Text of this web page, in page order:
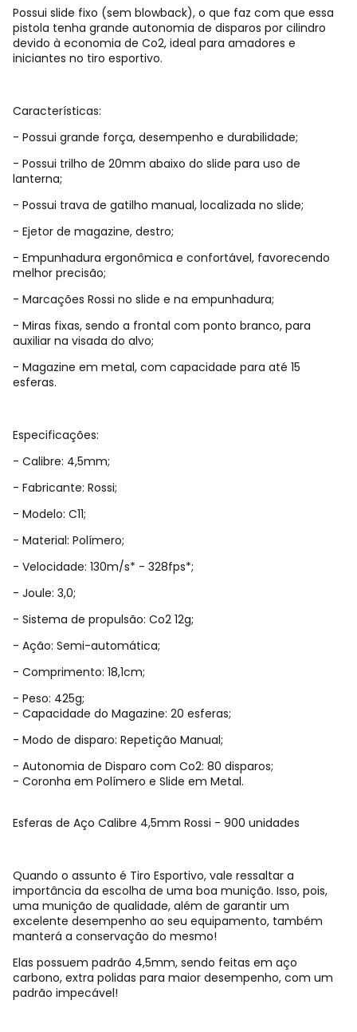
Possui slide fixo (sem blowback), o que faz com que essa
pistola tenha grande autonomia de disparos por cilindro
devido à economia de Co2, ideal para amadores e
iniciantes no tiro esportivo.
Características:
- Possui grande força, desempenho e durabilidade;
- Possui trilho de 20mm abaixo do slide para uso de
lanterna;
- Possui trava de gatilho manual, localizada no slide;
- Ejetor de magazine, destro;
- Empunhadura ergonômica e confortável, favorecendo
melhor precisão;
- Marcações Rossi no slide e na empunhadura;
- Miras fixas, sendo a frontal com ponto branco, para
auxiliar na visada do alvo;
- Magazine em metal, com capacidade para até 15
esferas.
Especificações:
- Calibre: 4,5mm;
- Fabricante: Rossi;
- Modelo: C11;
- Material: Polímero;
- Velocidade: 130m/s* - 328fps*;
- Joule: 3,0;
- Sistema de propulsão: Co2 12g;
- Ação: Semi-automática;
- Comprimento: 18,1cm;
- Peso: 425g;
- Capacidade do Magazine: 20 esferas;
- Modo de disparo: Repetição Manual;
- Autonomia de Disparo com Co2: 80 disparos;
- Coronha em Polímero e Slide em Metal.
Esferas de Aço Calibre 4,5mm Rossi - 900 unidades
Quando o assunto é Tiro Esportivo, vale ressaltar a
importância da escolha de uma boa munição. Isso, pois,
uma munição de qualidade, além de garantir um
excelente desempenho ao seu equipamento, também
manterá a conservação do mesmo!
Elas possuem padrão 4,5mm, sendo feitas em aço
carbono, extra polidas para maior desempenho, com um
padrão impecável!